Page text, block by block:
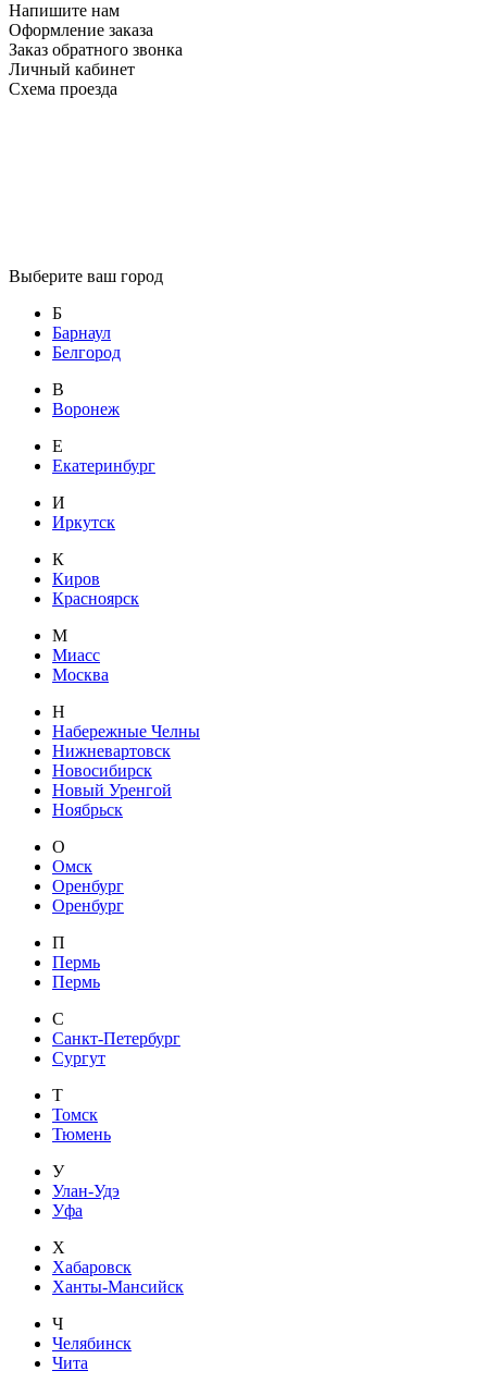
Напишите нам
Оформление заказа
Заказ обратного звонка
Личный кабинет
Схема проезда
Выберите ваш город
Б
Барнаул
Белгород
В
Воронеж
Е
Екатеринбург
И
Иркутск
К
Киров
Красноярск
М
Миасс
Москва
Н
Набережные Челны
Нижневартовск
Новосибирск
Новый Уренгой
Ноябрьск
О
Омск
Оренбург
Оренбург
П
Пермь
Пермь
С
Санкт-Петербург
Сургут
Т
Томск
Тюмень
У
Улан-Удэ
Уфа
Х
Хабаровск
Ханты-Мансийск
Ч
Челябинск
Чита